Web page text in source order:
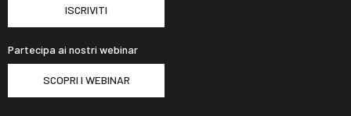
ISCRIVITI
Partecipa ai nostri webinar
SCOPRI I WEBINAR